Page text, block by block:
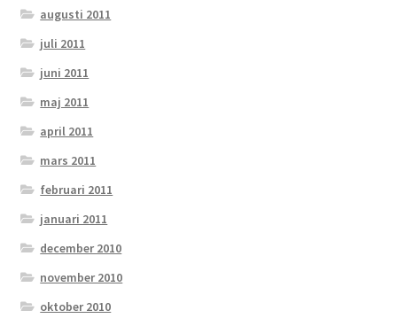
augusti 2011
juli 2011
juni 2011
maj 2011
april 2011
mars 2011
februari 2011
januari 2011
december 2010
november 2010
oktober 2010